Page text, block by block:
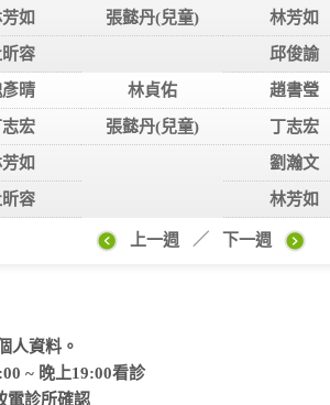
如
容
張懿丹(兒童) 林芳如
邱俊諭
晴
志宏
如
容
林貞佑
張懿丹(兒童)
趙書瑩
丁志宏
劉瀚文
林芳如
上一週 ／ 下一週
人資料。
~ 晚上19:00看診
電診所確認